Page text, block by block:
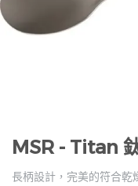
MSR - Titan
長柄設計，完美的符合乾